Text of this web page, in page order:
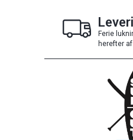
Ferie
herefter